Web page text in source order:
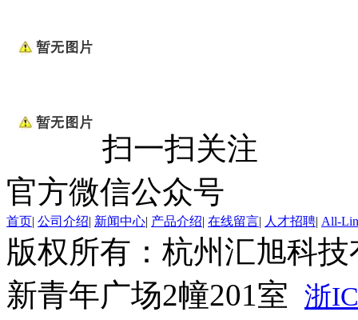
扫一扫关注
官方微信公众号
首页| 公司介绍| 新闻中心| 产品介绍| 在线留言| 人才招聘| All-
版权所有：杭州汇旭科
新青年广场2幢201室 浙